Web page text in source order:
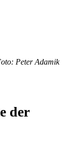
Peter Adamik
der